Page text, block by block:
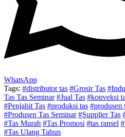
WhatsApp
Tags: #distributor tas #Grosir Tas
Tas Tas Seminar #Jual Tas #konveksi
#Penjahit Tas #produksi tas #produsen
#Produsen Tas Seminar #Supplier Tas
#Tas Murah #Tas Promosi #tas ransel
#Tas Ulang Tahun